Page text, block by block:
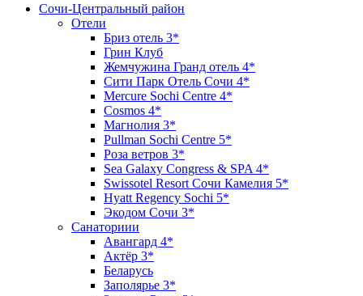
Сочи-Центральный район
Отели
Бриз отель 3*
Грин Клуб
Жемчужина Гранд отель 4*
Сити Парк Отель Сочи 4*
Mercure Sochi Centre 4*
Cosmos 4*
Магнолия 3*
Pullman Sochi Сеntre 5*
Роза ветров 3*
Sea Galaxy Congress & SPA 4*
Swissotel Resort Сочи Камелия 5*
Hyatt Regency Sochi 5*
Экодом Сочи 3*
Санаториии
Авангард 4*
Актёр 3*
Беларусь
Заполярье 3*